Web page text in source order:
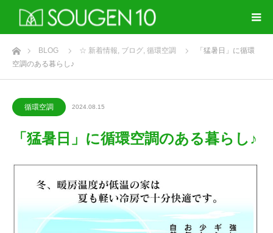
ホームBLOG ☆ 新着情報, ブログ, 循環空調
「猛暑日」に循環
空調のある暮らし♪
循環空調 2024.08.15
「猛暑日」に循環空調のある暮らし♪